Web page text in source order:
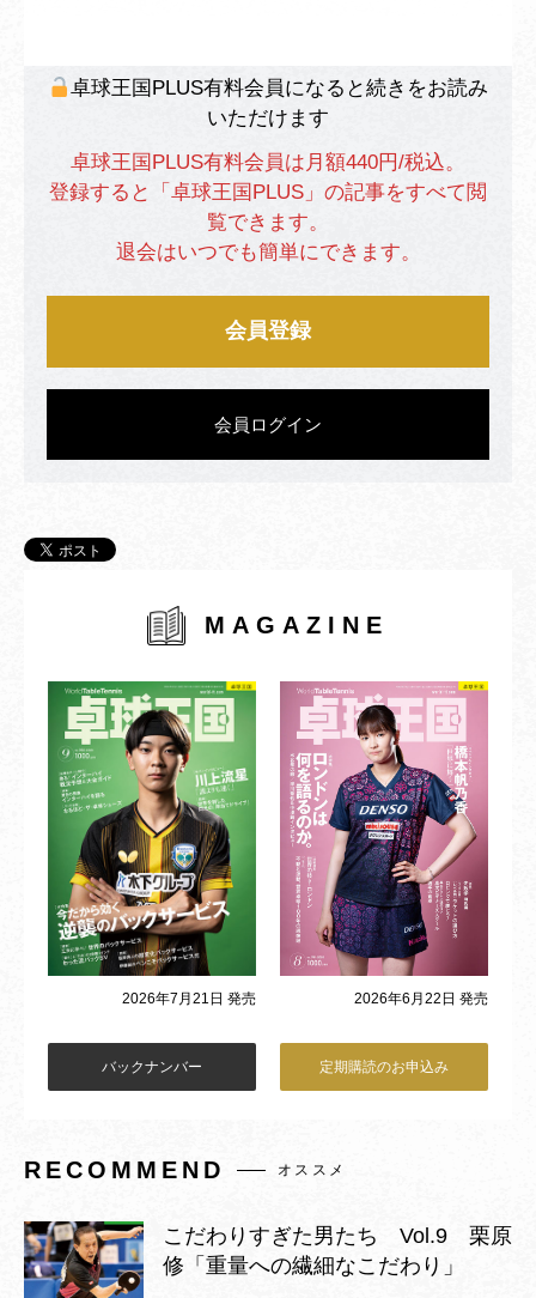
卓球王国PLUS有料会員になると続きをお読み
いただけます
卓球王国PLUS有料会員は月額440円/税込。
登録すると「卓球王国PLUS」の記事をすべて閲
覧できます。
退会はいつでも簡単にできます。
会員登録
会員ログイン
MAGAZINE
2026年7月21日 発売 2026年6月22日 発売
バックナンバー 定期購読のお申込み
RECOMMEND オススメ
こだわりすぎた男たち Vol.9 栗原
修「重量への繊細なこだわり」